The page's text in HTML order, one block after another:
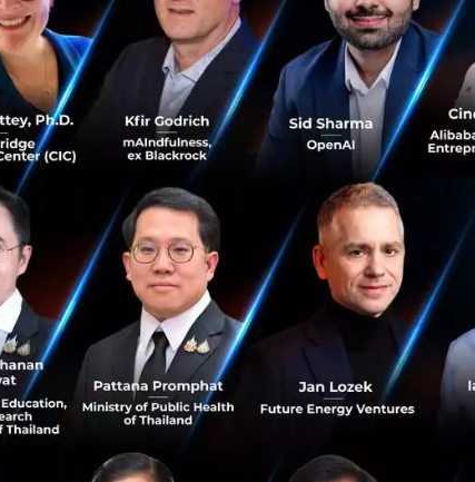
นผู้ถือหุ้นใหญ่ รับหน้าที่ผลักดันและทำงาน
ธุรกิจร่วมกัน รวมถึงสร้างระบบนิเวศทาง
Asset Exchange เป็นหนึ่งในโครงสร้าง
ข็งแกร่งและเติบโตต่อไป
ฏิบัติตามหลักเกณฑ์ของหน่วยงานกำกับดูแล
รรมการกำกับหลักทรัพย์และ
Diligence) ของ Bitkub ในส่วนที่เป็น
งื่อนไขที่ระบุในสัญญาซื้อขายหุ้นครบถ้วน